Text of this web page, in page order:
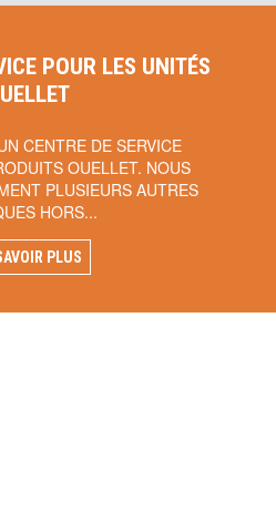
POUR LES UNITÉS
CENTRE DE SERVICE
OUELLET. NOUS
PLUSIEURS AUTRES
HORS...
PLUS